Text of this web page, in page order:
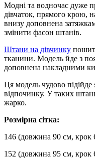
Модні та водночас дуже
дівчаток, прямого крою,
внизу доповнена
змінити фасон штанів.
Штани на дівчинку
тканини. Модель йде з
доповнена накладними
Ця модель чудово
відпочинку. У таких
жарко.
Розмірна сітка:
146 (довжина 90 см, крок
152 (довжина 95 см, крок